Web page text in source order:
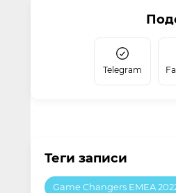
Telegram
Теги записи
Game Changers EMEA